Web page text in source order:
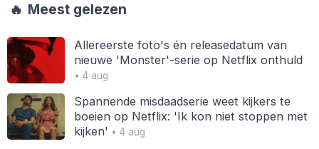
🔥 Meest gelezen
Allereerste foto's én releasedatum van
nieuwe 'Monster'-serie op Netflix onthuld
• 4 aug
Spannende misdaadserie weet kijkers te
boeien op Netflix: 'Ik kon niet stoppen met
kijken' • 4 aug